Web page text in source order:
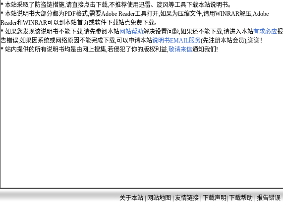
* 本站采取了防盗链措施,请直接点击下载,不推荐使用迅雷、旋风等工具下载本站说明书。
* 本站说明书大部分都为PDF格式,需要Adobe Reader工具打开,如果为压缩文件,请用WINRAR解压,Adobe
Reader和WINRAR可以到本站首页或软件下载站点免费下载。
* 如果您发现该说明书不能下载,请先参阅本站网站帮助解决设置问题,如果还不能下载,请进入本站有求必应报
告错误;如果因系统或网络原因不能完成下载,可以申请本站说明书EMAIL服务(先注册本站会员),谢谢！
* 站内提供的所有说明书均是由网上搜集,若侵犯了你的版权利益,敬请来信通知我们!
关于本站|网站地图|友情链接|下载声明|下载帮助|报告错误